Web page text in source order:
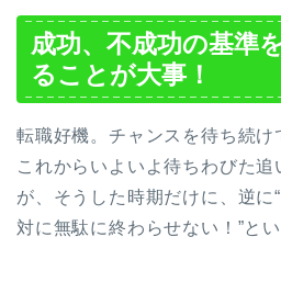
成功、不成功の基準
ることが大事！
転職好機。チャンスを待ち続け
これからいよいよ待ちわびた追
が、そうした時期だけに、逆に
対に無駄に終わらせない！”と